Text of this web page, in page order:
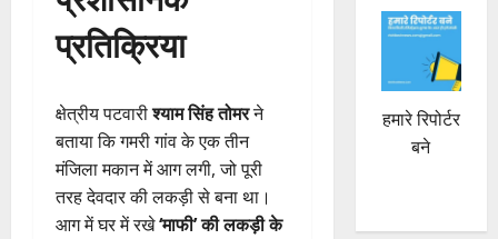
प्रतिक्रिया
क्षेत्रीय पटवारीश्याम सिंह तोमरने
बताया कि गमरी गांव के एक तीन
मंजिला मकान में आग लगी, जो पूरी
तरह देवदार की लकड़ी से बना था।
आग में घर में रखे‘माफी’ की लकड़ी के
हमारे रिपोर्टर
बने